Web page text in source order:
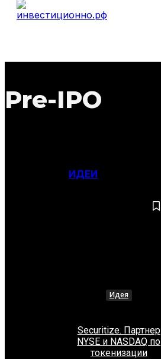
Pre-IPO
ИДЕИ
Идея
Securitize. Партнер
NYSE и NASDAQ по
токенизации